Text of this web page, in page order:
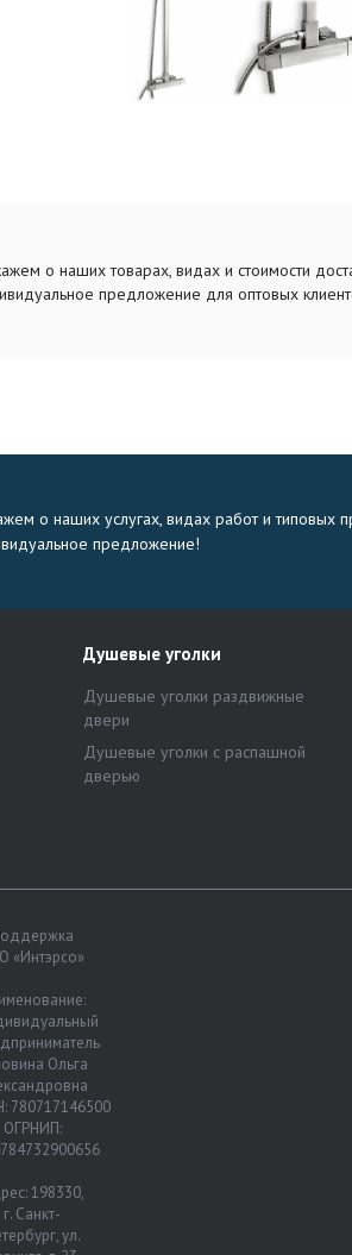
о наших товарах, видах и стоимости
предложение для оптовых
о наших услугах, видах работ и типовых
предложение!
Душевые уголки
Душевые уголки раздвижные
двери
Душевые уголки с распашной
дверью
«Интэрсо»
Ольга
780717146500
ОГРНИП:
198330,
г. Санкт-
ул.